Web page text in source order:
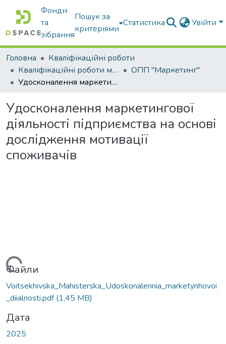
Фонди
та
зібрання
Пошук за
критеріями
Статистика Увійти
Головна
Кваліфікаційні роботи
Кваліфікаційні роботи магістрів
ОПП "Маркетинг"
Удосконалення маркетингової діяльності підприємства на основі дослідження мотивації споживачів
Удосконалення маркетингової
діяльності підприємства на основі
дослідження мотивації
споживачів
Файли
Voitsekhivska_Mahisterska_Udoskonalennia_marketynhovoi
_diialnosti.pdf(1,45 MB)
Дата
2025